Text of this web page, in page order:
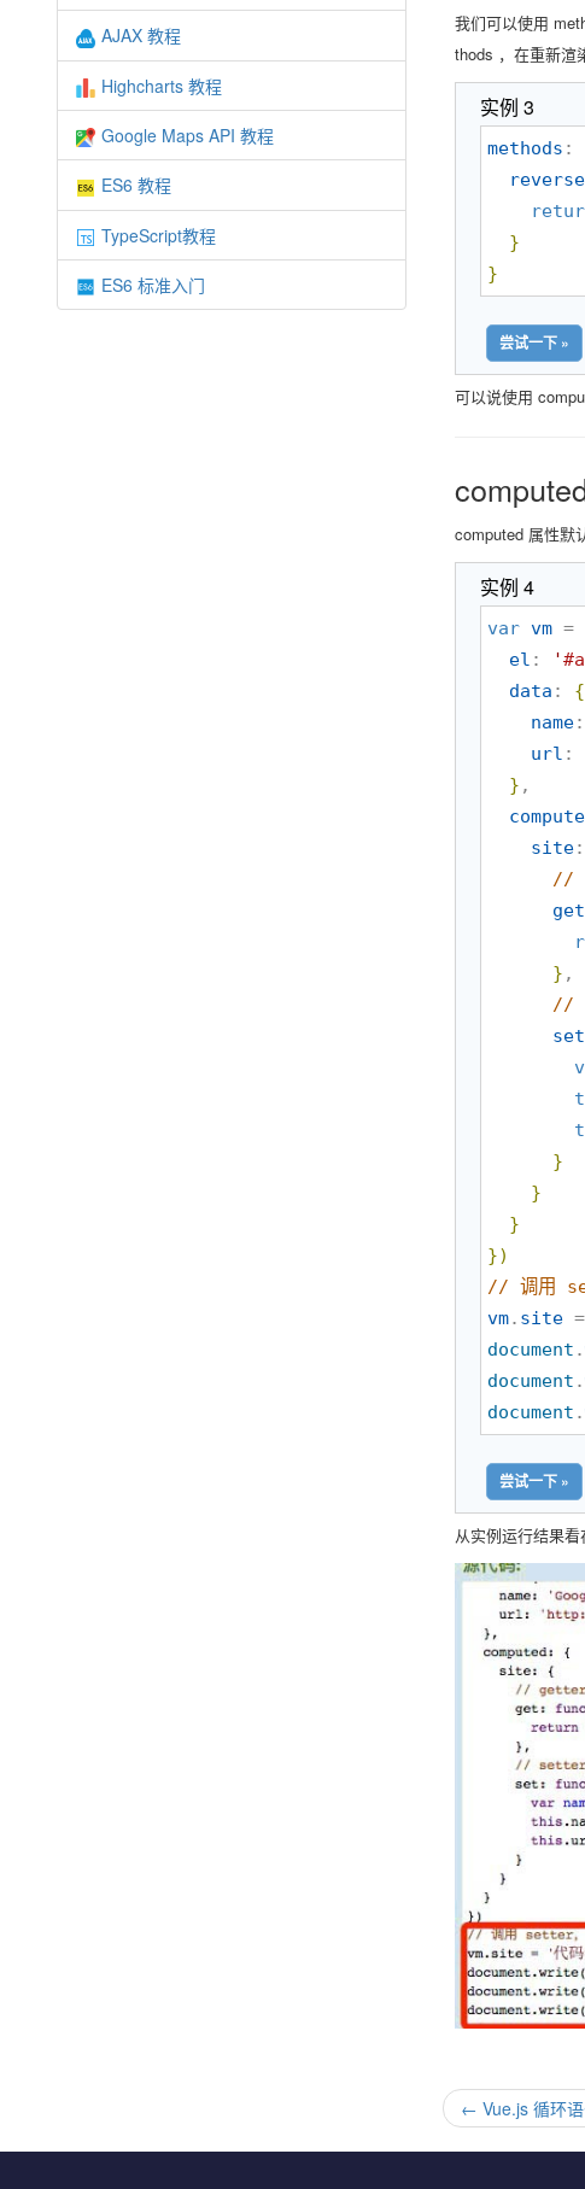
AJAX 教程
Highcharts 教程
Google Maps API 教程
ES6 教程
TypeScript教程
ES6 标准入门
我们可以使用
thods ，在重新渲
实例 3
methods :
}
}
尝试一下 »
可以说使用
computed 属性默
实例 4
var vm =
el : '
data : {
name:
url :
} ,
site:
//
get
} ,
//
set
}
}
}
})
// 调用
vm. site =
document .
document .
document .
尝试一下 »
从实例运行结果
← Vue.js 循环